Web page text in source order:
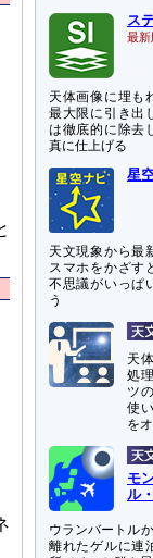
ス
最新
天体画像に埋も
最大限に引き出
は徹底的に除去
真に仕上げる
星
天文現象から最
スマホをかざす
不思議がいっぱ
う
天
処
ツ
使
を
モ
ル
ウランバートル
離れたゲルに連